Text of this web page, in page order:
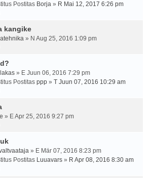
Postitas Borja » R Mai 12, 2017 6:26 pm
kangike
» N Aug 25, 2016 1:09 pm
» E Juun 06, 2016 7:29 pm
Postitas ppp » T Juun 07, 2016 10:29 am
» E Apr 25, 2016 9:27 pm
» E Mär 07, 2016 8:23 pm
Postitas Luuavars » R Apr 08, 2016 8:30 am